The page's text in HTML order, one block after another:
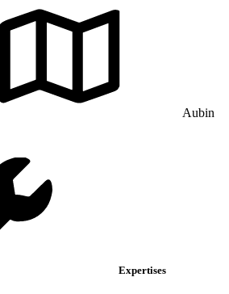
Aubin
Expertises